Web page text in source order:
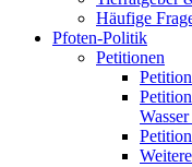
Häufige
Pfoten-Politik
Petitionen